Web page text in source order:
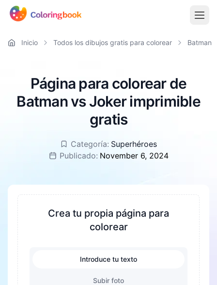
Inicio Todos los dibujos gratis para colorear Batman
Página para colorear de
Batman vs Joker imprimible
gratis
Categoría: Superhéroes
Publicado: November 6, 2024
Crea tu propia página para
colorear
Introduce tu texto
Subir foto